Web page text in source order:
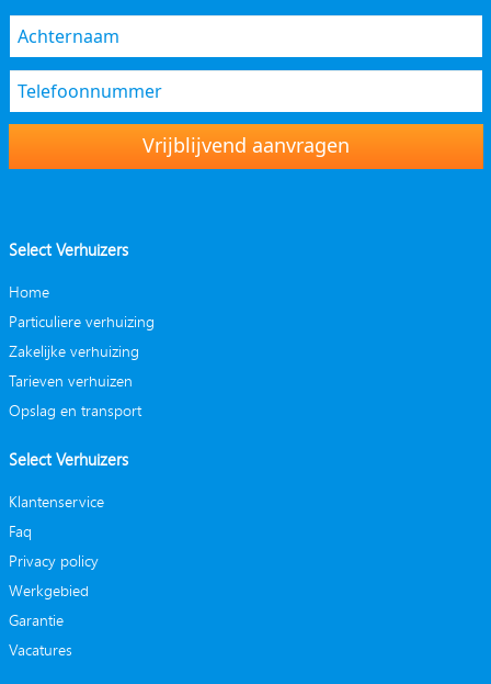
Vrijblijvend aanvragen
Select Verhuizers
Home
Particuliere verhuizing
Zakelijke verhuizing
Tarieven verhuizen
Opslag en transport
Select Verhuizers
Klantenservice
Faq
Privacy policy
Werkgebied
Garantie
Vacatures